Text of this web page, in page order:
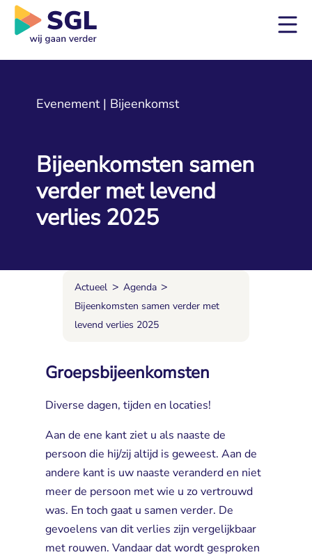
Evenement | Bijeenkomst
Bijeenkomsten samen
verder met levend
verlies 2025
Actueel > Agenda >
Bijeenkomsten samen verder met
levend verlies 2025
Groepsbijeenkomsten
Diverse dagen, tijden en locaties!
Aan de ene kant ziet u als naaste de
persoon die hij/zij altijd is geweest. Aan de
andere kant is uw naaste veranderd en niet
meer de persoon met wie u zo vertrouwd
was. En toch gaat u samen verder. De
gevoelens van dit verlies zijn vergelijkbaar
met rouwen. Vandaar dat wordt gesproken